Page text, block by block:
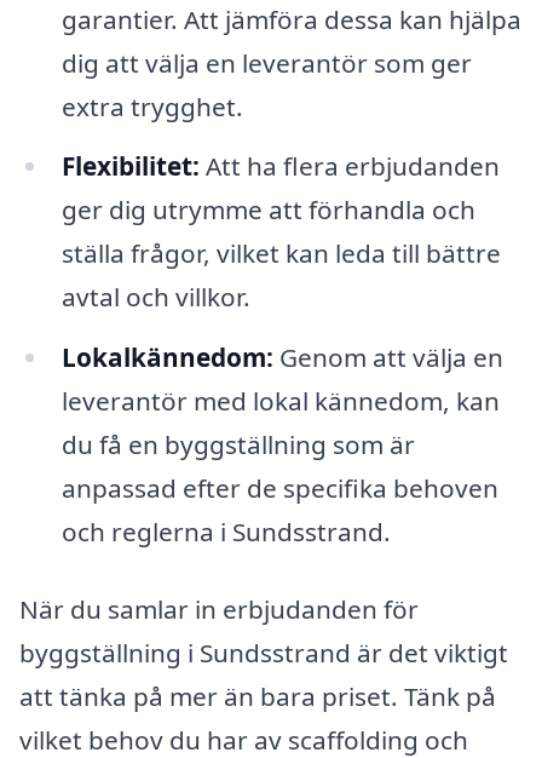
garantier. Att jämföra dessa kan hjälpa
dig att välja en leverantör som ger
extra trygghet.
Flexibilitet: Att ha flera erbjudanden
ger dig utrymme att förhandla och
ställa frågor, vilket kan leda till bättre
avtal och villkor.
Lokalkännedom: Genom att välja en
leverantör med lokal kännedom, kan
du få en byggställning som är
anpassad efter de specifika behoven
och reglerna i Sundsstrand.
När du samlar in erbjudanden för
byggställning i Sundsstrand är det viktigt
att tänka på mer än bara priset. Tänk på
vilket behov du har av scaffolding och